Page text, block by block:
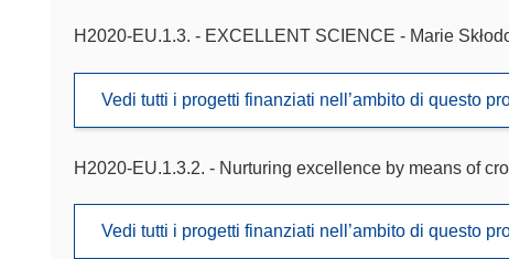
H2020-EU.1.3. - EXCELLENT SCIENCE - Marie
Vedi tutti i progetti finanziati nell’ambito di questo
H2020-EU.1.3.2. - Nurturing excellence by means of
Vedi tutti i progetti finanziati nell’ambito di questo